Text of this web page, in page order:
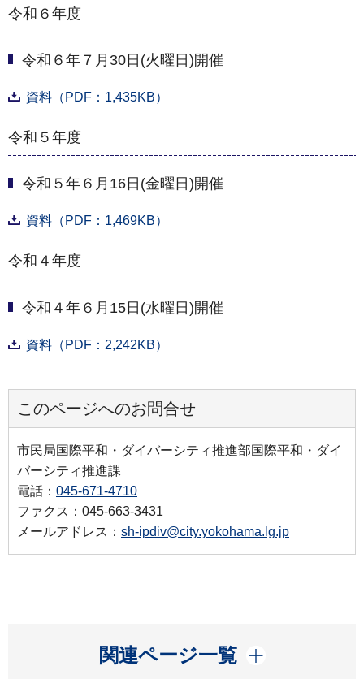
令和６年度
令和６年７月30日(火曜日)開催
資料（PDF：1,435KB）
令和５年度
令和５年６月16日(金曜日)開催
資料（PDF：1,469KB）
令和４年度
令和４年６月15日(水曜日)開催
資料（PDF：2,242KB）
このページへのお問合せ
市民局国際平和・ダイバーシティ推進部国際平和・ダイ
バーシティ推進課
電話： 045-671-4710
ファクス：045-663-3431
メールアドレス： sh-ipdiv@city.yokohama.lg.jp
関連ページ一覧
開く